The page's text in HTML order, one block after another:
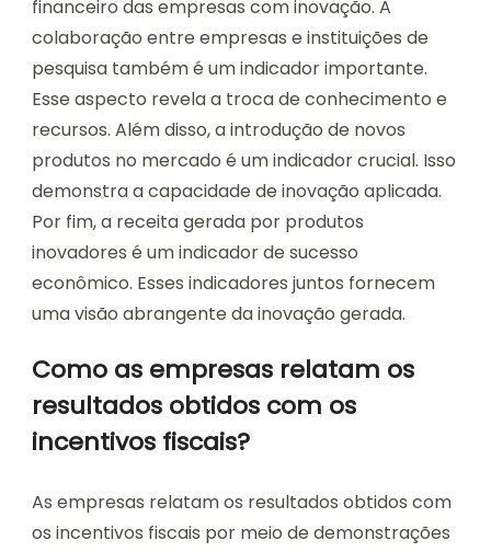
financeiro das empresas com inovação. A
colaboração entre empresas e instituições de
pesquisa também é um indicador importante.
Esse aspecto revela a troca de conhecimento e
recursos. Além disso, a introdução de novos
produtos no mercado é um indicador crucial. Isso
demonstra a capacidade de inovação aplicada.
Por fim, a receita gerada por produtos
inovadores é um indicador de sucesso
econômico. Esses indicadores juntos fornecem
uma visão abrangente da inovação gerada.
Como as empresas relatam os
resultados obtidos com os
incentivos fiscais?
As empresas relatam os resultados obtidos com
os incentivos fiscais por meio de demonstrações